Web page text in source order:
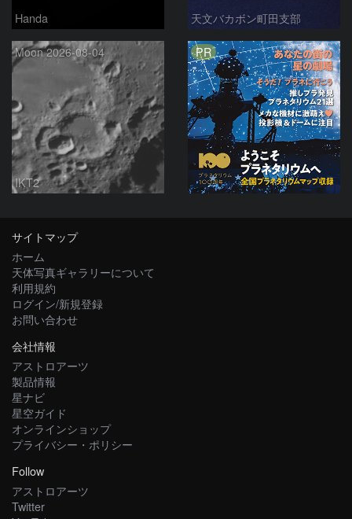
Handa 天文バカボン町田支部
Moon 2026-08-04
IKT2
PR
サイトマップ
ホーム
天体写真ギャラリーについて
利用規約
ログイン/新規登録
お問い合わせ
会社情報
アストロアーツ
製品情報
星ナビ
星空ガイド
オンラインショップ
プライバシー・ポリシー
Follow
アストロアーツ
Twitter